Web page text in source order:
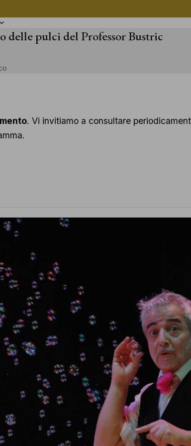
delle pulci del Professor Bustric
. Vi invitiamo a consultare